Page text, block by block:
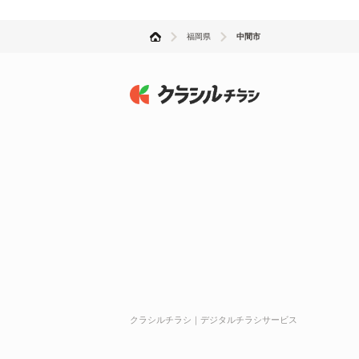
福岡県 中間市
クラシルチラシ｜デジタルチラシサービス